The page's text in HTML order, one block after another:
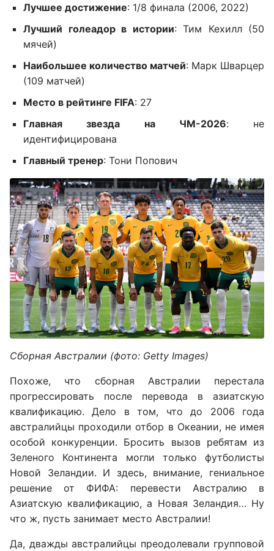
Лучшее достижение: 1/8 финала (2006, 2022)
Лучший голеадор в истории: Тим Кехилл (50
мячей)
Наибольшее количество матчей: Марк Шварцер
(109 матчей)
Место в рейтинге FIFA: 27
Главная звезда на ЧМ-2026: не
идентифицирована
Главный тренер: Тони Попович
Сборная Австралии (фото: Getty Images)
Похоже, что сборная Австралии перестала
прогрессировать после перевода в азиатскую
квалификацию. Дело в том, что до 2006 года
австралийцы проходили отбор в Океании, не имея
особой конкуренции. Бросить вызов ребятам из
Зеленого Континента могли только футболисты
Новой Зеландии. И здесь, внимание, гениальное
решение от ФИФА: перевести Австралию в
Азиатскую квалификацию, а Новая Зеландия… Ну
что ж, пусть занимает место Австралии!
Да, дважды австралийцы преодолевали групповой